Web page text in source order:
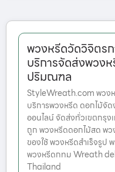
พวงหรีดวัดวิจิตร
บริการจัดส่งพวงห
ปริมณฑล
StyleWreath.com พวง
บริการพวงหรีด ดอกไม้จั
ออนไลน์ จัดส่งทั่วเขตกรุง
ถูก พวงหรีดดอกไม้สด พ
ของใช้ พวงหรีดสำเร็จรู
พวงหรีดกทม Wreath
Thailand